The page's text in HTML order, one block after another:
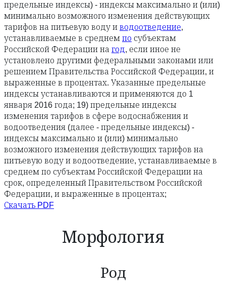
предельные индексы) - индексы максимально и (или)
минимально возможного изменения действующих
тарифов на питьевую воду и водоотведение,
устанавливаемые в среднем по субъектам
Российской Федерации на год, если иное не
установлено другими федеральными законами или
решением Правительства Российской Федерации, и
выраженные в процентах. Указанные предельные
индексы устанавливаются и применяются до 1
января 2016 года; 19) предельные индексы
изменения тарифов в сфере водоснабжения и
водоотведения (далее - предельные индексы) -
индексы максимально и (или) минимально
возможного изменения действующих тарифов на
питьевую воду и водоотведение, устанавливаемые в
среднем по субъектам Российской Федерации на
срок, определенный Правительством Российской
Федерации, и выраженные в процентах;
Скачать PDF
Морфология
Род